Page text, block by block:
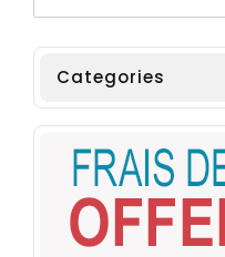
Categories